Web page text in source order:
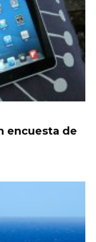
encuesta de